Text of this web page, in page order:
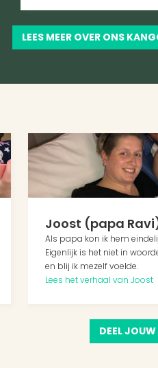
LEES MEER OVER ONS
Joost (papa
Als papa kon ik hem
Eigenlijk is het niet in
en blij ik mezelf voelde.
Lees het verhaal van Joost
DEEL